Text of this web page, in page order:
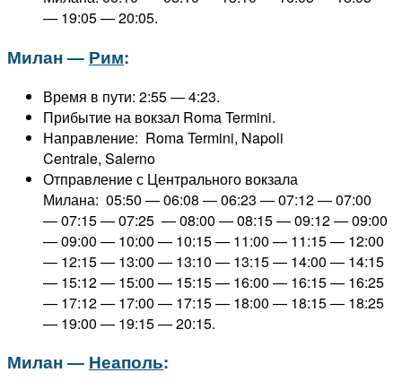
— 19:05 — 20:05.
Милан — Рим:
Время в пути: 2:55 — 4:23.
Прибытие на вокзал Roma Termini.
Направление: Roma Termini, Napoli
Centrale, Salerno
Отправление с Центрального вокзала
Милана: 05:50 — 06:08 — 06:23 — 07:12 — 07:00
— 07:15 — 07:25 — 08:00 — 08:15 — 09:12 — 09:00
— 09:00 — 10:00 — 10:15 — 11:00 — 11:15 — 12:00
— 12:15 — 13:00 — 13:10 — 13:15 — 14:00 — 14:15
— 15:12 — 15:00 — 15:15 — 16:00 — 16:15 — 16:25
— 17:12 — 17:00 — 17:15 — 18:00 — 18:15 — 18:25
— 19:00 — 19:15 — 20:15.
Милан — Неаполь: